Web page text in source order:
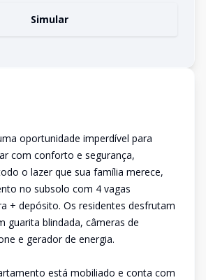
Simular
oportunidade imperdível para
com conforto e segurança,
o lazer que sua família merece,
no subsolo com 4 vagas
+ depósito. Os residentes desfrutam
guarita blindada, câmeras de
e gerador de energia.
está mobiliado e conta com